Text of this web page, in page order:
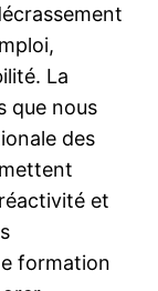
La
que nous
des
et
formation